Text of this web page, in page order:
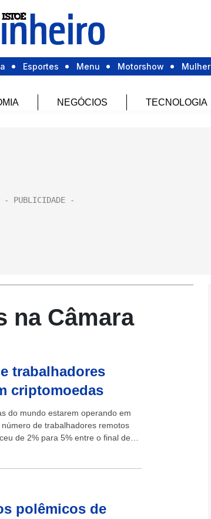
Esportes Menu Motorshow Mulher
NEGÓCIOS TECNOLOGIA
na Câmara
trabalhadores
criptomoedas
do mundo estarem operando em
de trabalhadores remotos
de 2% para 5% entre o final de
polêmicos de